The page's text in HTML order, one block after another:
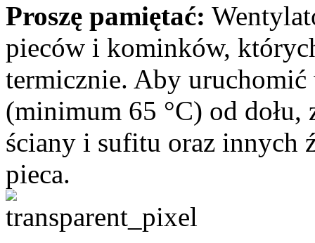
Proszę pamiętać:
pieców i kominków,
termicznie. Aby uruchomić
(minimum 65 °C) od dołu,
ściany i sufitu oraz innych
pieca.